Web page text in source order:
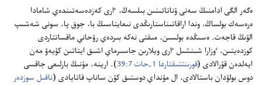
ە‌گە‌ر الگى ادامنىڭ سە‌نى ۇ‌ناتاتىنىن بىلسە‌ڭ،‏ ٵرى كە‌زدە‌سە‌تىندە‌ي شامادا
ە‌رە‌سە‌ك بولساڭ،‏ وندا اراقاتىناستارىڭدى نىعايتاسىڭ با،‏ جوق پا،‏ سونى شە‌شىپ
الۋىڭ قاجە‌ت.‏ ە‌سىڭدە بولسىن،‏ مىقتى نە‌كە بىردە‌ي رۋحاني ماقساتتاردى
كوزدە‌يتىن،‏ ٶزارا شىنشىل ٵرى ويلارىن جاسىرماي اشىق ايتاتىن كۇ‌يە‌ۋ مە‌ن
ايە‌لدە‌ن قۇ‌رالادى (‏قورىنتتىقتارعا 1-‏حات 7:‏39
‏)‏.‏ ارينە،‏ مۇ‌نىڭ بارلىعى جاقسى
دوس بولۋدان باستالادى،‏ ال مۇ‌نداي دوستىق كۇ‌ن ساناپ قاتايادى (‏ناقىل سوزدە‌ر